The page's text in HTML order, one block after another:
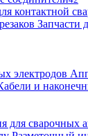
контактной
Запчасти
и